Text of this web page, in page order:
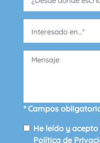
* Campos
He leído y
Política de